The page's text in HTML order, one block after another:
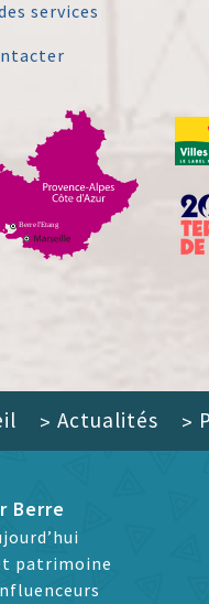
services
> Actualités >
Berre
patrimoine